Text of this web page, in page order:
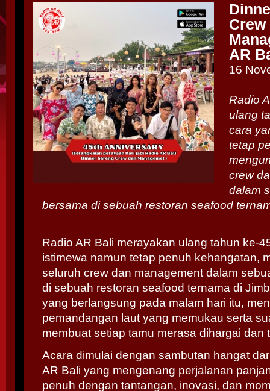
Crew
AR
16
Radio
ulang
cara
tetap
crew
dalam
bersama di sebuah restoran seafood
Radio AR Bali merayakan ulang tahun ke-
istimewa namun tetap penuh kehangatan,
seluruh crew dan management dalam
di sebuah restoran seafood ternama di
yang berlangsung pada malam hari itu,
pemandangan laut yang memukau serta
membuat setiap tamu merasa dihargai dan
Acara dimulai dengan sambutan hangat
AR Bali yang mengenang perjalanan
penuh dengan tantangan, inovasi, dan